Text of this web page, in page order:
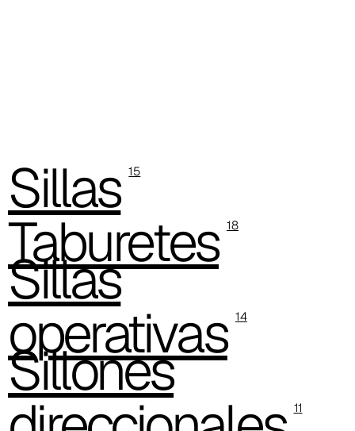
C -38
C 38A
Sillas 15
Taburetes 18
Sillas
operativas 14
Sillones
11